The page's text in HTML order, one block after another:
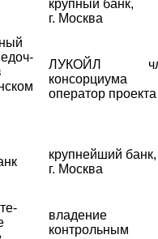
крупный банк,
г. Москва
ЛУКОЙЛ
оператор проекта
крупнейший банк,
г. Москва
владение
контрольным